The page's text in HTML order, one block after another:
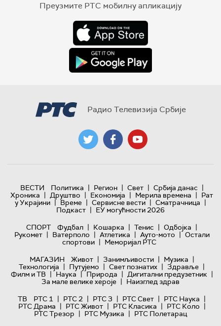
Преузмите РТС мобилну апликацију
Радио Телевизија Србије
ВЕСТИ Политика | Регион | Свет | Србија данас |
Хроника | Друштво | Економија | Мерила времена | Рат
у Украјини | Време | Сервисне вести | Сматрачница |
Подкаст | ЕУ могућности 2026
СПОРТ
Фудбал | Кошарка | Тенис | Одбојка |
Рукомет | Ватерполо | Атлетика | Ауто-мото | Остали
спортови | Меморијал РТС
МАГАЗИН
Живот | Занимљивости | Музика |
Технологијa | Путујемо | Свет познатих | Здравље |
Филм и ТВ | Наука | Природа | Дигитални предузетник |
За мале велике хероје | Наизглед здрав
ТВ
РТС 1 | РТС 2 | РТС 3 | РТС Свет | РТС Наука |
РТС Драма | РТС Живот | РТС Класика | РТС Коло |
РТС Трезор | РТС Музика | РТС Полетарац